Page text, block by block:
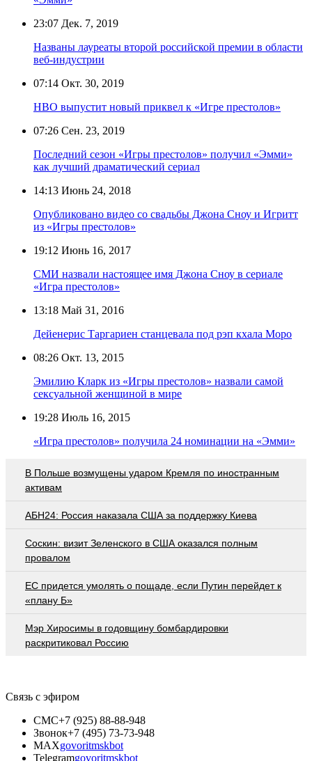
23:07 Дек. 7, 2019
Названы лауреаты второй российской премии в области
веб-индустрии
07:14 Окт. 30, 2019
HBO выпустит новый приквел к «Игре престолов»
07:26 Сен. 23, 2019
Последний сезон «Игры престолов» получил «Эмми»
как лучший драматический сериал
14:13 Июнь 24, 2018
Опубликовано видео со свадьбы Джона Сноу и Игритт
из «Игры престолов»
19:12 Июнь 16, 2017
СМИ назвали настоящее имя Джона Сноу в сериале
«Игра престолов»
13:18 Май 31, 2016
Дейенерис Таргариен станцевала под рэп кхала Моро
08:26 Окт. 13, 2015
Эмилию Кларк из «Игры престолов» назвали самой
сексуальной женщиной в мире
19:28 Июль 16, 2015
«Игра престолов» получила 24 номинации на «Эмми»
В Польше возмущены ударом Кремля по иностранным
активам
АБН24: Россия наказала США за поддержку Киева
Соскин: визит Зеленского в США оказался полным
провалом
EC придется умолять о пощаде, если Путин перейдет к
«плану Б»
Мэр Хиросимы в годовщину бомбардировки
раскритиковал Россию
Связь с эфиром
СМС+7 (925) 88-88-948
Звонок+7 (495) 73-73-948
MAXgovoritmskbot
Telegramgovoritmskbot